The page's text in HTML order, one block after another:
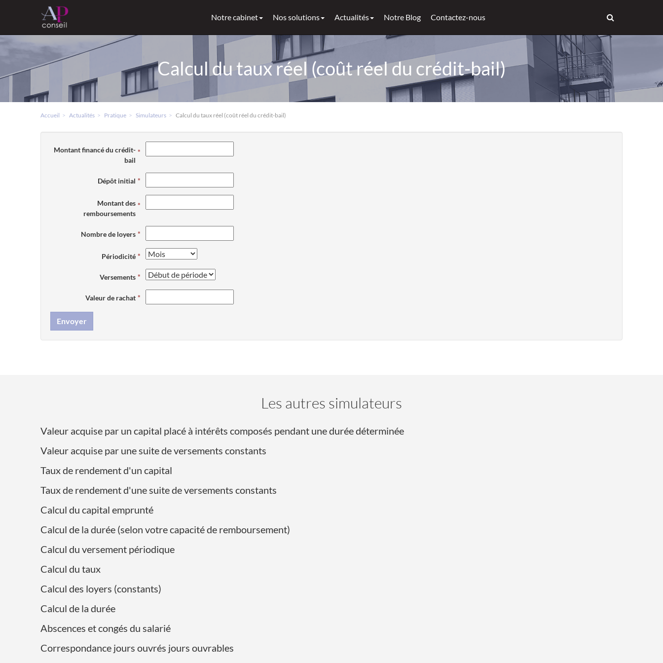
Notre cabinet Nos solutions Actualités Notre Blog Contactez-nous
Calcul du taux réel (coût réel du crédit-bail)
Accueil Actualités Pratique Simulateurs Calcul du taux réel (coût réel du crédit-bail)
Montant financé du crédit-
bail
Dépôt initial
Montant des
remboursements
Nombre de loyers
Périodicité
Versements
Valeur de rachat
Envoyer
Les autres simulateurs
Valeur acquise par un capital placé à intérêts composés pendant une durée déterminée
Valeur acquise par une suite de versements constants
Taux de rendement d'un capital
Taux de rendement d'une suite de versements constants
Calcul du capital emprunté
Calcul de la durée (selon votre capacité de remboursement)
Calcul du versement périodique
Calcul du taux
Calcul des loyers (constants)
Calcul de la durée
Abscences et congés du salarié
Correspondance jours ouvrés jours ouvrables